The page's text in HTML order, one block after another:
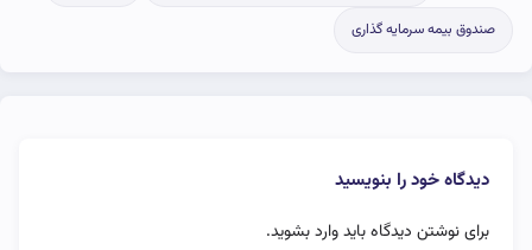
صندوق بیمه سرمایه گذاری
دیدگاه خود را بنویسید
برای نوشتن دیدگاه بایدوارد بشوید.